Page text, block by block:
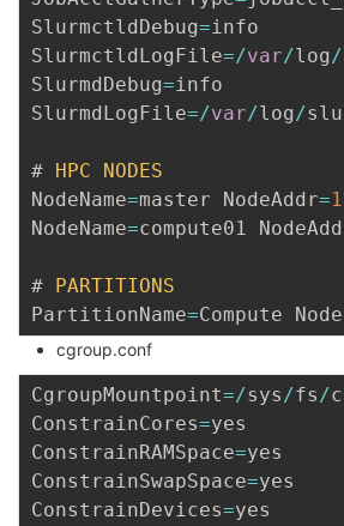
SlurmctldDebug=info
SlurmctldLogFile=/var/log /
SlurmdDebug=info
SlurmdLogFile=/var/log /
# HPC
NODES
NodeName=master NodeAddr=
NodeName=compute01
# PARTITIONS
PartitionName=Compute
cgroup.conf
CgroupMountpoint=/sys /fs /
ConstrainCores=yes
ConstrainRAMSpace=yes
ConstrainSwapSpace=yes
ConstrainDevices=